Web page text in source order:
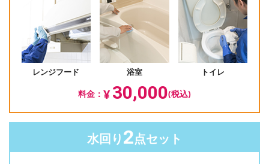
レンジフード 浴室 トイレ
料金： ¥30,000(税込)
水回り2点セット